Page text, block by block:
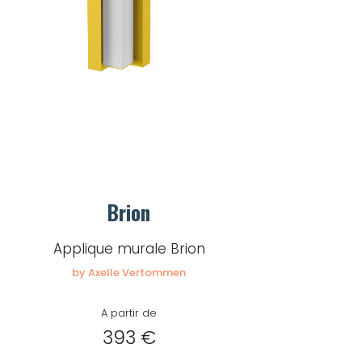
Brion
Applique murale Brion
by Axelle Vertommen
A partir de
393 €